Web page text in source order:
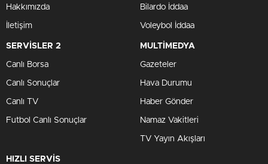
Hakkımızda
İletişim
Bilardo İddaa
Voleybol İddaa
SERVİSLER 2
Canlı Borsa
Canlı Sonuçlar
Canlı TV
Futbol Canlı Sonuçlar
MULTİMEDYA
Gazeteler
Hava Durumu
Haber Gönder
Namaz Vakitleri
TV Yayın Akışları
HIZLI SERVİS